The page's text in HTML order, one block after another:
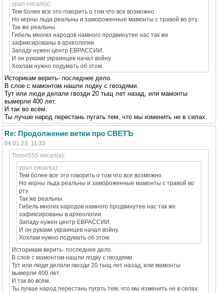
урал писал(а):
Тем более все это говорить о том что все возможно.
Но керны льда реальны и замороженные мамонты с травой во рту.
Так же реальны.
Гибель многих народов намного продвинутее нас так же
зафиксированы в археологии.
Западу нужен центр ЕВРАССИИ.
И он руками украинцев начал войну.
Хохлам нужно подумать об этом.
Историкам верить- последнее дело.
В слое с мамонтом нашли лодку с гвоздями.
Тут или люди делали гвозди 20 тыщ лет назад, или мамонты
вымерли 400 лет.
И так во всём.
Ты лучше народ перестань пугать тем, что мы изменить не в силах.
Re: Продолжение ветки про СВЕТЪ
04.01.23, 11:33
Timon555 писал(а):
урал писал(а):
Тем более все это говорить о том что все возможно.
Но керны льда реальны и замороженные мамонты с травой во
рту.
Так же реальны.
Гибель многих народов намного продвинутее нас так же
зафиксированы в археологии.
Западу нужен центр ЕВРАССИИ.
И он руками украинцев начал войну.
Хохлам нужно подумать об этом.
Историкам верить- последнее дело.
В слое с мамонтом нашли лодку с гвоздями.
Тут или люди делали гвозди 20 тыщ лет назад, или мамонты
вымерли 400 лет.
И так во всём.
Ты лучше народ перестань пугать тем, что мы изменить не в силах.